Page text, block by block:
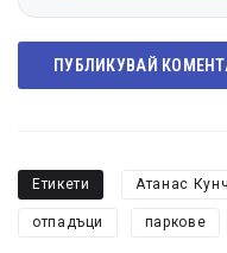
ПУБЛИКУВАЙ
Етикети Атанас
отпадъци паркове